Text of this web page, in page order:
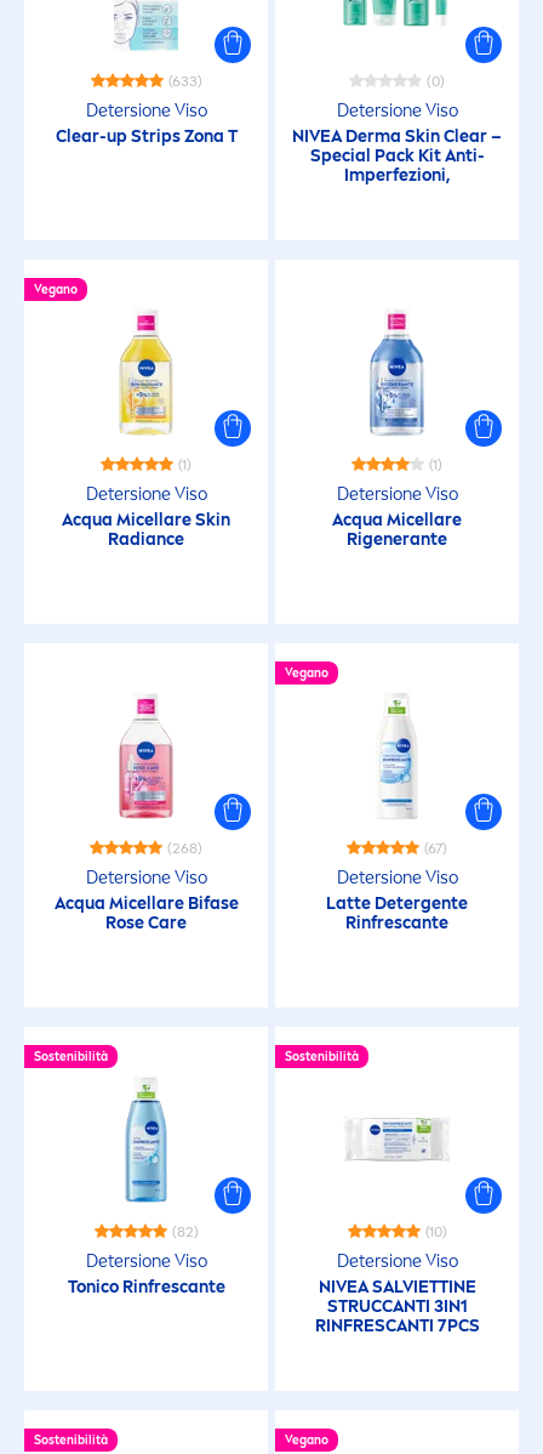
Gas
Microplastiche
NECESSITÀ
Anti-età
Detersione a fondo
Detersione viso
Pelle affaticata
pelle pulita
Pori
(633)
Detersione Viso
Clear-up Strips Zona T
(0)
Detersione Viso
NIVEADerma SkinClear –
Special Pack Kit Anti-
Imperfezioni,
Vegano
(1)
Detersione Viso
Acqua MicellareSkin
Radiance
(1)
Detersione Viso
Acqua Micellare
Rigenerante
(268)
Detersione Viso
Acqua Micellare Bifase
RoseCare
Vegano
(67)
Detersione Viso
Latte Detergente
Rinfrescante
Sostenibilità
(82)
Detersione Viso
Tonico Rinfrescante
Sostenibilità
(10)
Detersione Viso
NIVEASALVIETTINE
STRUCCANTI 3IN1
RINFRESCANTI 7PCS
Sostenibilità Vegano